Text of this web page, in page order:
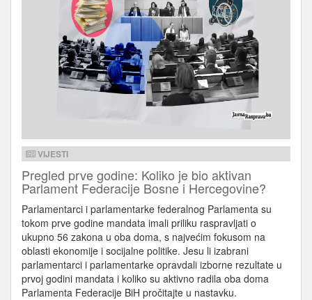
VIJESTI
Pregled prve godine: Koliko je bio aktivan
Parlament Federacije Bosne i Hercegovine?
Parlamentarci i parlamentarke federalnog Parlamenta su
tokom prve godine mandata imali priliku raspravljati o
ukupno 56 zakona u oba doma, s najvećim fokusom na
oblasti ekonomije i socijalne politike. Jesu li izabrani
parlamentarci i parlamentarke opravdali izborne rezultate u
prvoj godini mandata i koliko su aktivno radila oba doma
Parlamenta Federacije BiH pročitajte u nastavku.